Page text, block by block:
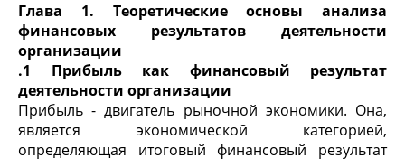
Глава 1. Теоретические основы анализа
финансовых результатов деятельности
организации
.1 Прибыль как финансовый результат
деятельности организации
Прибыль - двигатель рыночной экономики. Она,
является экономической категорией,
определяющая итоговый финансовый результат